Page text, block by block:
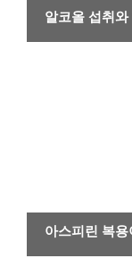
알코올 섭취와
아스피린 복